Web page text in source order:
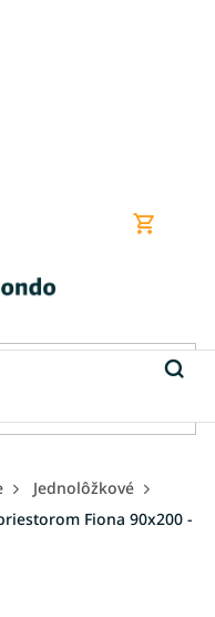
Jednolôžkové
Fiona 90x200 -